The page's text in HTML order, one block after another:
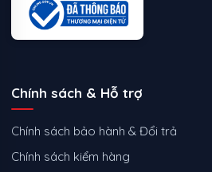
Chính sách & Hỗ trợ
Chính sách bảo hành & Đổi trả
Chính sách kiểm hàng